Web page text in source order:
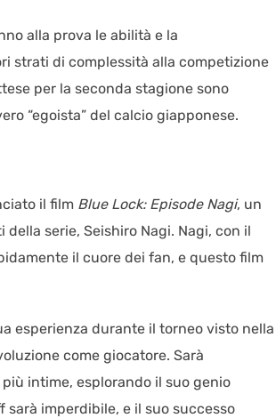
alla prova le abilità e la
strati di complessità alla competizione
per la seconda stagione sono
“egoista” del calcio giapponese.
il film Blue Lock: Episode Nagi, un
serie, Seishiro Nagi. Nagi, con il
il cuore dei fan, e questo film
esperienza durante il torneo visto nella
come giocatore. Sarà
intime, esplorando il suo genio
imperdibile, e il suo successo